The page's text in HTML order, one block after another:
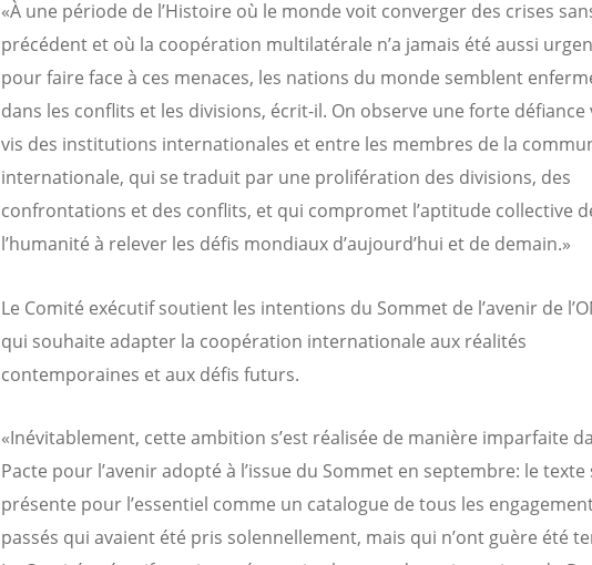
«À une période de l’Histoire où le monde voit converger des crises
précédent et où la coopération multilatérale n’a jamais été aussi
pour faire face à ces menaces, les nations du monde semblent
dans les conflits et les divisions, écrit-il. On observe une forte défiance
vis des institutions internationales et entre les membres de la
internationale, qui se traduit par une prolifération des divisions, des
confrontations et des conflits, et qui compromet l’aptitude collective
l’humanité à relever les défis mondiaux d’aujourd’hui et de demain.»
Le Comité exécutif soutient les intentions du Sommet de l’avenir de
qui souhaite adapter la coopération internationale aux réalités
contemporaines et aux défis futurs.
«Inévitablement, cette ambition s’est réalisée de manière imparfaite
Pacte pour l’avenir adopté à l’issue du Sommet en septembre: le texte
présente pour l’essentiel comme un catalogue de tous les
passés qui avaient été pris solennellement, mais qui n’ont guère été